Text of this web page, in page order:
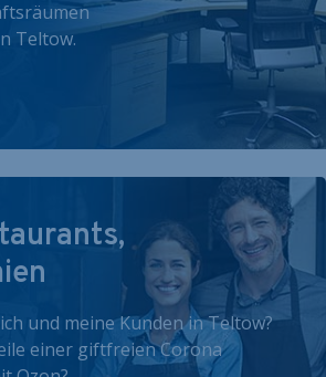
Teltow.
und meine Kunden in Teltow?
einer giftfreien Corona